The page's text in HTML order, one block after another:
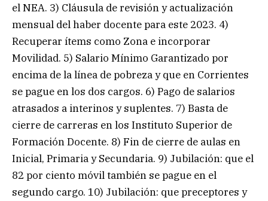
el NEA. 3) Cláusula de revisión y actualización
mensual del haber docente para este 2023. 4)
Recuperar ítems como Zona e incorporar
Movilidad. 5) Salario Mínimo Garantizado por
encima de la línea de pobreza y que en Corrientes
se pague en los dos cargos. 6) Pago de salarios
atrasados a interinos y suplentes. 7) Basta de
cierre de carreras en los Instituto Superior de
Formación Docente. 8) Fin de cierre de aulas en
Inicial, Primaria y Secundaria. 9) Jubilación: que el
82 por ciento móvil también se pague en el
segundo cargo. 10) Jubilación: que preceptores y